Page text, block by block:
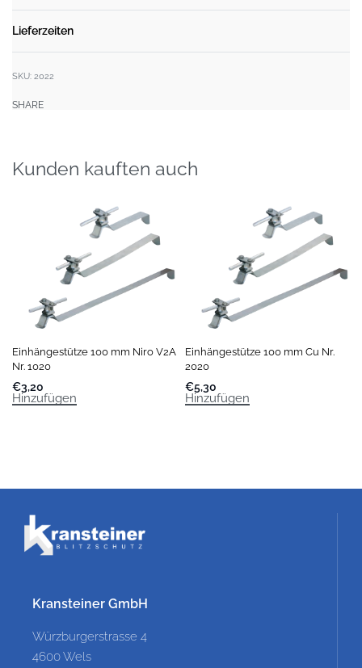
Lieferzeiten
SKU: 2022
SHARE
Kunden kauften auch
Einhängestütze 100 mm Niro V2A
Nr. 1020
€3,20
Hinzufügen
Einhängestütze 100 mm Cu Nr.
2020
€5,30
Hinzufügen
Kransteiner GmbH
Würzburgerstrasse 4
4600 Wels